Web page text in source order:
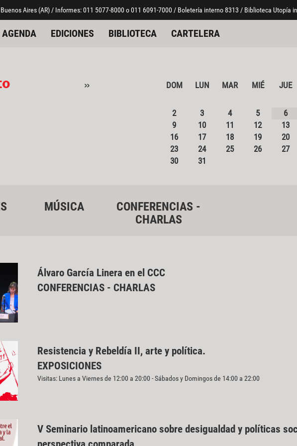
Aires (AR) / Informes: 011 5077-8000 o 011 6091-7000 / Boletería interno 8313 / Biblioteca Utopía
AGENDA EDICIONES BIBLIOTECA CARTELERA
» DOM LUN MAR MIÉ JUE
2
3 4 5 6
9
10 11 12 13
16
17 18 19 20
23
24 25 26 27
30
31
MÚSICA
CONFERENCIAS -
CHARLAS
Álvaro García Linera en el CCC
CONFERENCIAS - CHARLAS
Resistencia y Rebeldía II, arte y política.
EXPOSICIONES
Visitas: Lunes a Viernes de 12:00 a 20:00 - Sábados y Domingos de 14:00 a 22:00
V Seminario latinoamericano sobre desigualdad y políticas